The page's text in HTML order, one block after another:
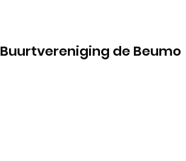
Buurtvereniging de Beumo